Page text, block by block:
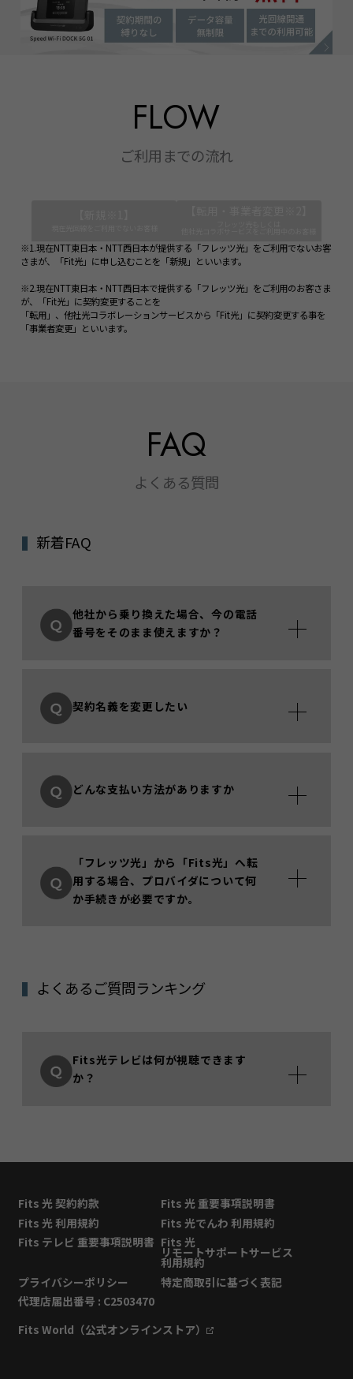
FLOW
ご利用までの流れ
※1.現在NTT東日本・NTT西日本が提供する「フレッツ光」をご利用でないお客
さまが、「Fit光」に申し込むことを「新規」といいます。
※2.現在NTT東日本・NTT西日本で提供する「フレッツ光」をご利用のお客さま
が、「Fit光」に契約変更することを
「転用」、他社光コラボレーションサービスから「Fit光」に契約変更する事を
「事業者変更」といいます。
FAQ
よくある質問
新着FAQ
他社から乗り換えた場合、今の電話
番号をそのまま使えますか？
契約名義を変更したい
どんな支払い方法がありますか
「フレッツ光」から「Fits光」へ転
用する場合、プロバイダについて何
か手続きが必要ですか。
よくあるご質問ランキング
Fits光テレビは何が視聴できます
か？
Fits 光 契約約款
Fits 光 重要事項説明書
Fits 光 利用規約
Fits 光でんわ 利用規約
Fits テレビ 重要事項説明書 Fits 光
リモートサポートサービス
利用規約
プライバシーポリシー
特定商取引に基づく表記
代理店届出番号 : C2503470
Fits World（公式オンラインストア）